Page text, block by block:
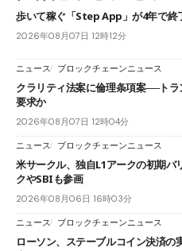
歩いて稼ぐ「Step App」が4年で
2026年08月07日 12時12分
ニュース ブロックチェーンニュース
クラリティ法案に倫理条項案──トラ
要求か
2026年08月07日 12時04分
ニュース ブロックチェーンニュース
米サークル、独自L1アークの初期
クやSBIも参画
2026年08月06日 16時03分
ニュース ブロックチェーンニュース
ローソン、ステーブルコイン決済の